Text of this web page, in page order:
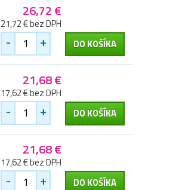
26,72 €
21,72 € bez DPH
- + DO KOŠÍKA
21,68 €
17,62 € bez DPH
- + DO KOŠÍKA
21,68 €
17,62 € bez DPH
- + DO KOŠÍKA